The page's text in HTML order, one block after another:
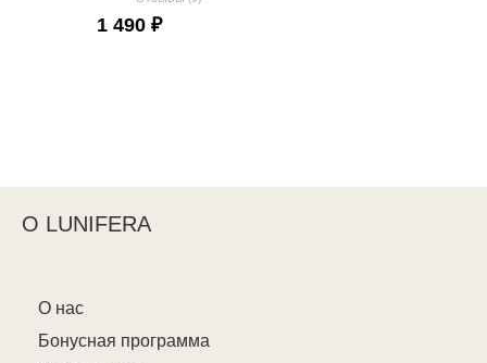
1 490 ₽
О LUNIFERA
О нас
Бонусная программа